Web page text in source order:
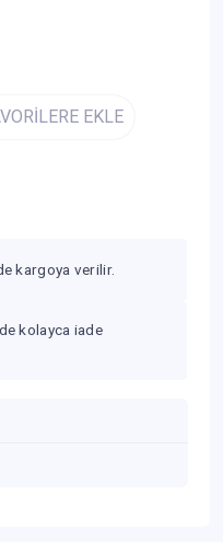
EKLE
kargoya verilir.
kolayca iade